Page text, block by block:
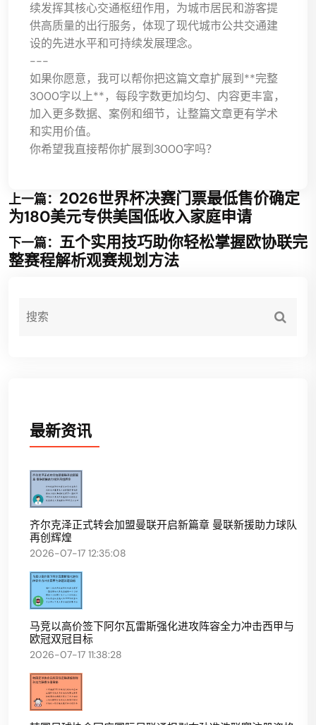
续发挥其核心交通枢纽作用，为城市居民和游客提
供高质量的出行服务，体现了现代城市公共交通建
设的先进水平和可持续发展理念。
---
如果你愿意，我可以帮你把这篇文章扩展到**完整
3000字以上**，每段字数更加均匀、内容更丰富，
加入更多数据、案例和细节，让整篇文章更有学术
和实用价值。
你希望我直接帮你扩展到3000字吗？
上一篇： 2026世界杯决赛门票最低售价确定
为180美元专供美国低收入家庭申请
下一篇： 五个实用技巧助你轻松掌握欧协联完
整赛程解析观赛规划方法
最新资讯
齐尔克泽正式转会加盟曼联开启新篇章 曼联新援助力球队
再创辉煌
2026-07-17 12:35:08
马竞以高价签下阿尔瓦雷斯强化进攻阵容全力冲击西甲与
欧冠双冠目标
2026-07-17 11:38:28